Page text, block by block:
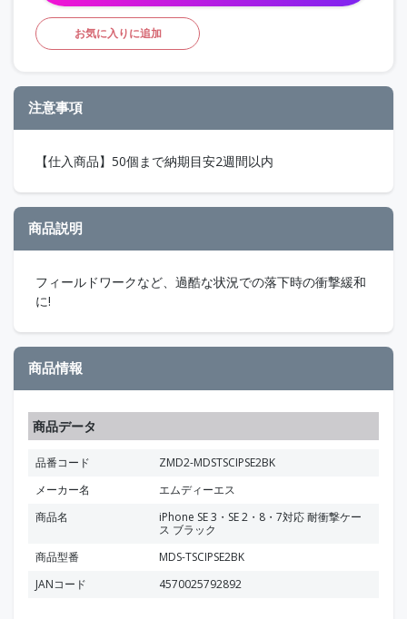
お気に入りに追加
注意事項
【仕入商品】50個まで納期目安2週間以内
商品説明
フィールドワークなど、過酷な状況での落下時の衝撃緩和
に!
商品情報
商品データ
品番コード
ZMD2-MDSTSCIPSE2BK
メーカー名
エムディーエス
商品名
iPhone SE 3・SE 2・8・7対応 耐衝撃ケー
ス ブラック
商品型番
MDS-TSCIPSE2BK
JANコード
4570025792892